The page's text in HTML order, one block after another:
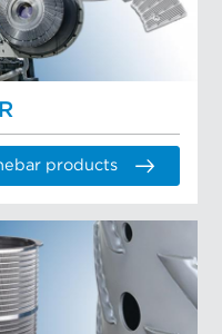
products